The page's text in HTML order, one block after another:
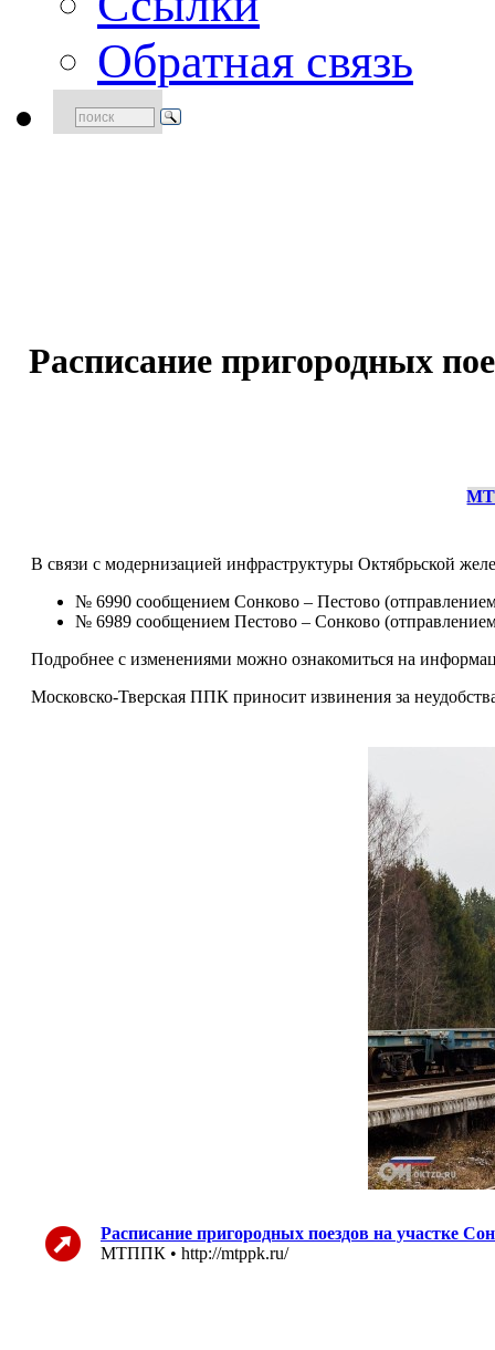
Обратная связь
Расписание пригородных
В связи с модернизацией инфраструктуры Октябрьской
№ 6990 сообщением Сонково – Пестово
№ 6989 сообщением Пестово – Сонково
Подробнее с изменениями можно ознакомиться на
Московско-Тверская ППК приносит извинения за
Расписание пригородных поездов на участке
МТППК • http://mtppk.ru/